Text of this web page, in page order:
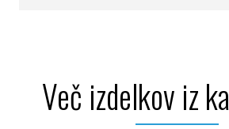
Več izdelkov iz